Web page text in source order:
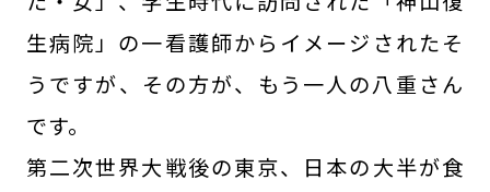
生病院」の一看護師からイメージされたそ
うですが、その方が、もう一人の八重さん
です。
第二次世界大戦後の東京、日本の大半が食